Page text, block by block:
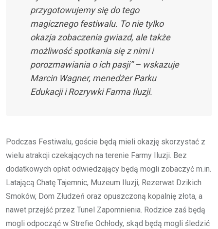
przygotowujemy się do tego
magicznego festiwalu. To nie tylko
okazja zobaczenia gwiazd, ale także
możliwość spotkania się z nimi i
porozmawiania o ich pasji” – wskazuje
Marcin Wagner, menedżer Parku
Edukacji i Rozrywki Farma Iluzji.
Podczas Festiwalu, goście będą mieli okazję skorzystać z
wielu atrakcji czekających na terenie Farmy Iluzji. Bez
dodatkowych opłat odwiedzający będą mogli zobaczyć m.in.
Latającą Chatę Tajemnic, Muzeum Iluzji, Rezerwat Dzikich
Smoków, Dom Złudzeń oraz opuszczoną kopalnię złota, a
nawet przejść przez Tunel Zapomnienia. Rodzice zaś będą
mogli odpocząć w Strefie Ochłody, skąd będą mogli śledzić